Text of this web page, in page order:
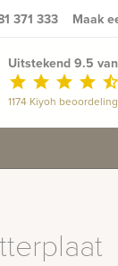
371 333 Maak
Uitstekend 9.5
star star star star star_half
1174 Kiyoh